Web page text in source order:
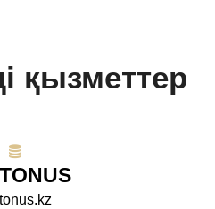
қызметтер